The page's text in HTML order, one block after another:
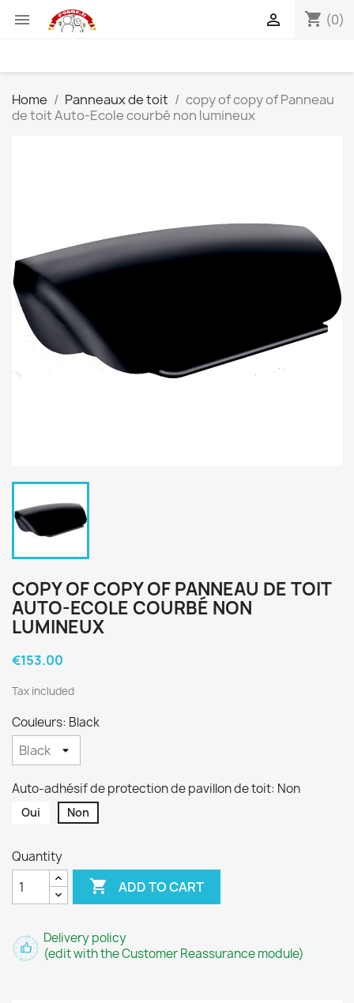
 shopping_cart (0)

Home Panneaux de toit
copy of copy of Panneau
de toit Auto-Ecole courbé non lumineux
COPY OF COPY OF PANNEAU DE TOIT
AUTO-ECOLE COURBÉ NON
LUMINEUX
€153.00
Tax included
Couleurs: Black
Auto-adhésif de protection de pavillon de toit: Non
Oui Non
Quantity
 ADD TO CART
Delivery policy
(edit with the Customer Reassurance module)